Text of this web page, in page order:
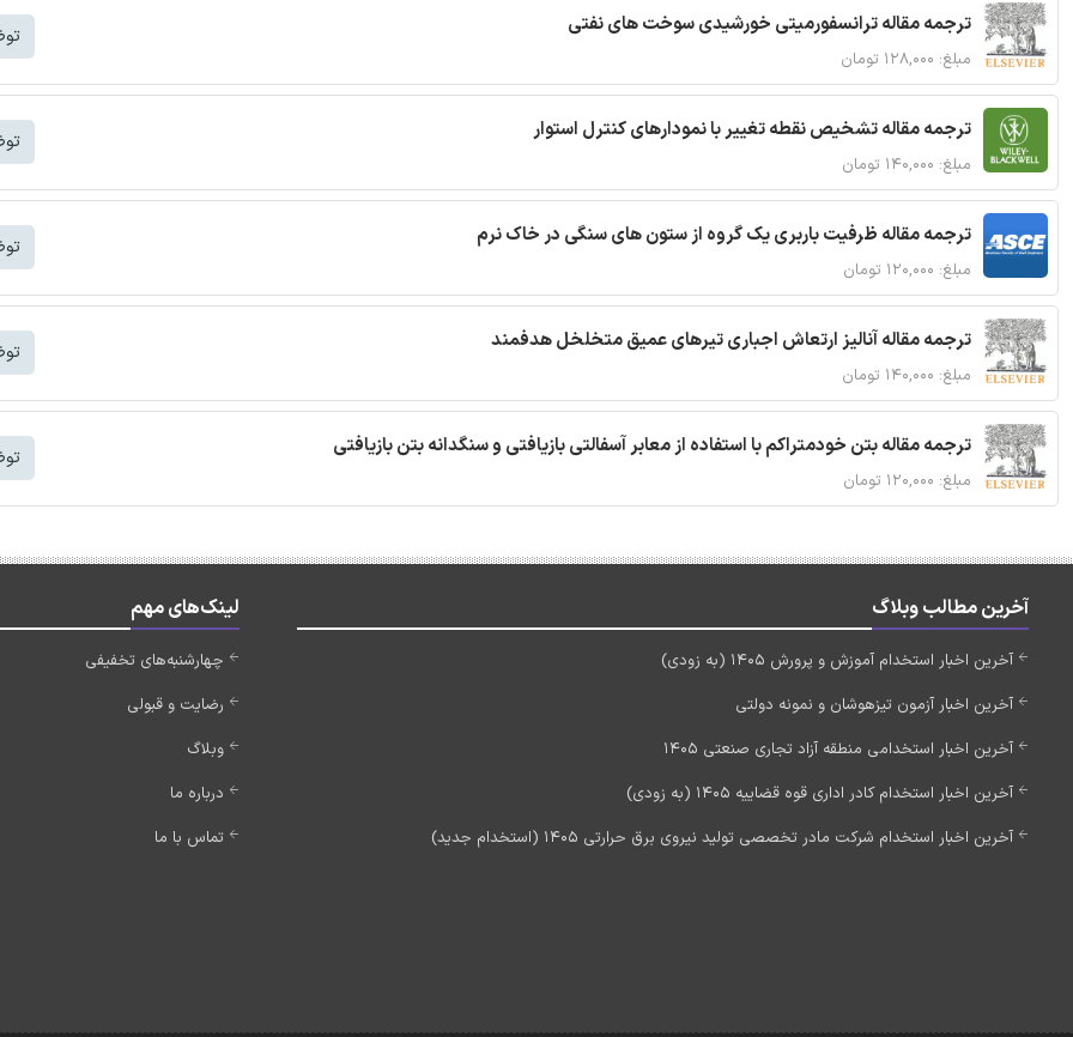
ترجمه مقاله ترانسفورمیتی خورشیدی سوخت های نفتی
مبلغ: ۱۲۸,۰۰۰ تومان
ترجمه مقاله تشخیص نقطه تغییر با نمودارهای کنترل استوار
مبلغ: ۱۴۰,۰۰۰ تومان
ترجمه مقاله ظرفیت باربری یک گروه از ستون های سنگی در خاک نرم
مبلغ: ۱۲۰,۰۰۰ تومان
ترجمه مقاله آنالیز ارتعاش اجباری تیرهای عمیق متخلخل هدفمند
مبلغ: ۱۴۰,۰۰۰ تومان
ترجمه مقاله بتن خودمتراکم با استفاده از معابر آسفالتی بازیافتی و سنگدانه بتن بازیافتی
مبلغ: ۱۲۰,۰۰۰ تومان
آخرین مطالب وبلاگ
آخرین اخبار استخدام آموزش و پرورش 1405 (به زودی)
آخرین اخبار آزمون تیزهوشان و نمونه دولتی
آخرین اخبار استخدامی منطقه آزاد تجاری صنعتی 1405
آخرین اخبار استخدام کادر اداری قوه قضاییه 1405 (به زودی)
آخرین اخبار استخدام شرکت مادر تخصصی تولید نیروی برق حرارتی 1405 (استخدام جدید)
لینک‌های مهم
چهارشنبه‌های تخفیفی
رضایت و قبولی
وبلاگ
درباره ما
تماس با ما